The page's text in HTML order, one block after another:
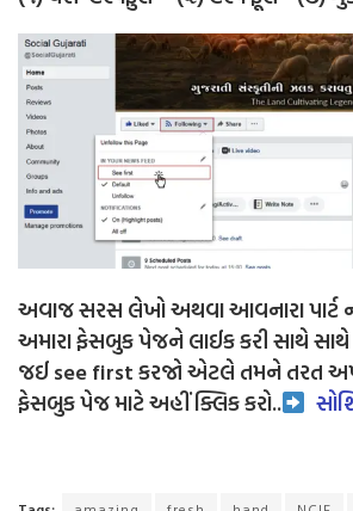
અવાજ સરસ લેખો અથવા આવનારા પાર્ટ
અમારા ફેસબુક પેજને લાઈક કરી સાથે સાથે
જઈ see first કરજો એટલે તમને તરત
ફેસબુક પેજ માટે અહીં ક્લિક કરો..